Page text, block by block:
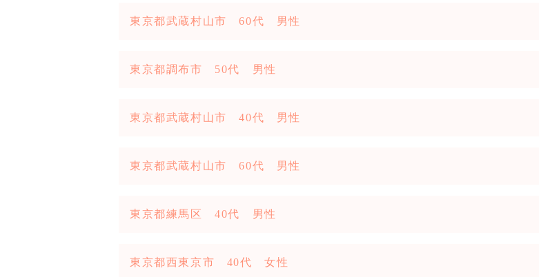
東京都武蔵村山市 60代 男性
東京都調布市 50代 男性
東京都武蔵村山市 40代 男性
東京都武蔵村山市 60代 男性
東京都練馬区 40代 男性
東京都西東京市 40代 女性